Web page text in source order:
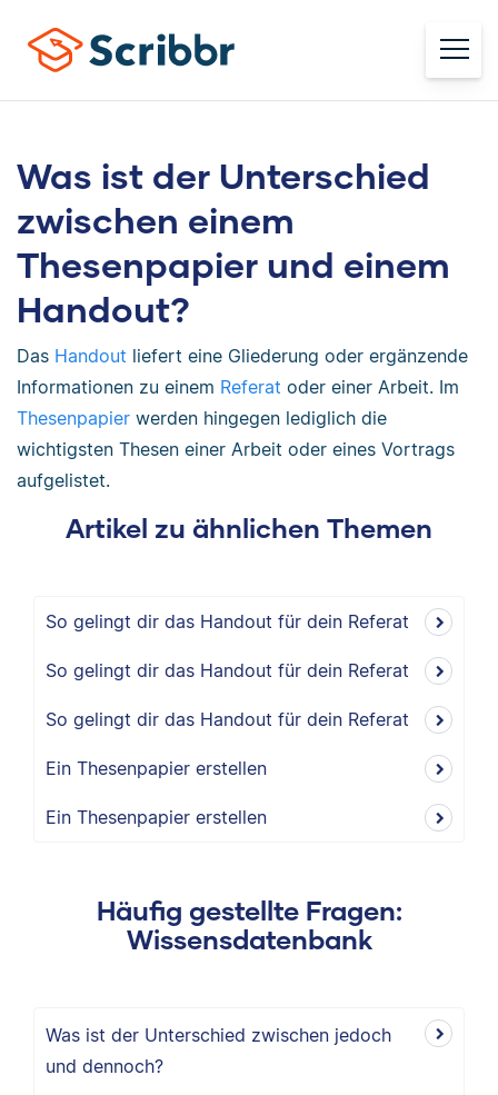
Was ist der Unterschied
zwischen einem
Thesenpapier und einem
Handout?
Das Handout liefert eine Gliederung oder ergänzende
Informationen zu einem Referat oder einer Arbeit. Im
Thesenpapier werden hingegen lediglich die
wichtigsten Thesen einer Arbeit oder eines Vortrags
aufgelistet.
Artikel zu ähnlichen Themen
So gelingt dir das Handout für dein Referat
So gelingt dir das Handout für dein Referat
So gelingt dir das Handout für dein Referat
Ein Thesenpapier erstellen
Ein Thesenpapier erstellen
Häufig gestellte Fragen:
Wissensdatenbank
Was ist der Unterschied zwischen jedoch
und dennoch?